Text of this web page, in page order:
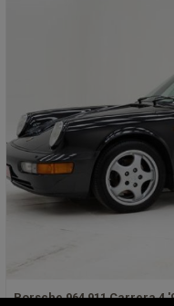
Porsche 964 911 Carrera 4